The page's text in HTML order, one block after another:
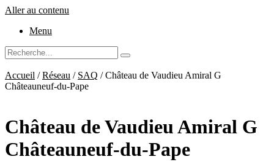
Aller au contenu
Menu
Accueil /Réseau / SAQ / Château de Vaudieu Amiral G
Châteauneuf-du-Pape
Château de Vaudieu Amiral G
Châteauneuf-du-Pape